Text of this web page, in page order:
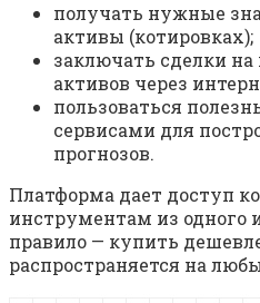
получать нужные
активы (котировках);
заключать сделки
активов через
пользоваться
сервисами для
прогнозов.
Платформа дает доступ
инструментам из одного
правило — купить
распространяется на